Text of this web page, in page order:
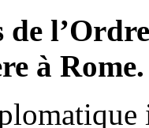
de
à Rome.